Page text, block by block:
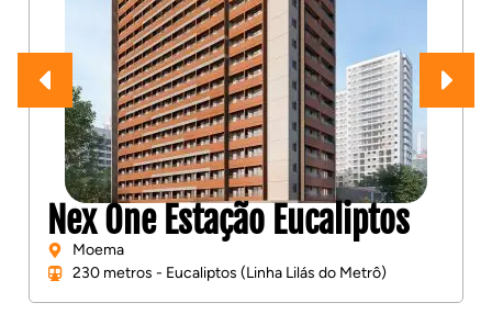
Nex One Estação Eucaliptos
Moema
230 metros - Eucaliptos (Linha Lilás do Metrô)